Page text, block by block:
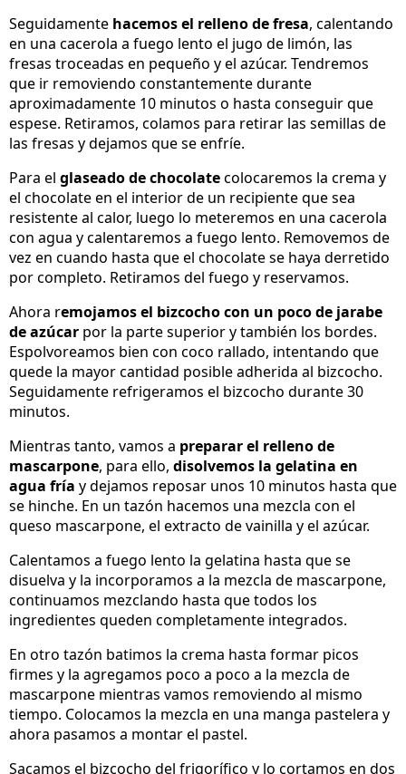
Seguidamente hacemos el relleno de fresa, calentando
en una cacerola a fuego lento el jugo de limón, las
fresas troceadas en pequeño y el azúcar. Tendremos
que ir removiendo constantemente durante
aproximadamente 10 minutos o hasta conseguir que
espese. Retiramos, colamos para retirar las semillas de
las fresas y dejamos que se enfríe.
Para el glaseado de chocolatecolocaremos la crema y
el chocolate en el interior de un recipiente que sea
resistente al calor, luego lo meteremos en una cacerola
con agua y calentaremos a fuego lento. Removemos de
vez en cuando hasta que el chocolate se haya derretido
por completo. Retiramos del fuego y reservamos.
Ahora remojamos el bizcocho con un poco de jarabe
de azúcar por la parte superior y también los bordes.
Espolvoreamos bien con coco rallado, intentando que
quede la mayor cantidad posible adherida al bizcocho.
Seguidamente refrigeramos el bizcocho durante 30
minutos.
Mientras tanto, vamos a preparar el relleno de
mascarpone, para ello, disolvemos la gelatina en
agua fría y dejamos reposar unos 10 minutos hasta que
se hinche. En un tazón hacemos una mezcla con el
queso mascarpone, el extracto de vainilla y el azúcar.
Calentamos a fuego lento la gelatina hasta que se
disuelva y la incorporamos a la mezcla de mascarpone,
continuamos mezclando hasta que todos los
ingredientes queden completamente integrados.
En otro tazón batimos la crema hasta formar picos
firmes y la agregamos poco a poco a la mezcla de
mascarpone mientras vamos removiendo al mismo
tiempo. Colocamos la mezcla en una manga pastelera y
ahora pasamos a montar el pastel.
Sacamos el bizcocho del frigorífico y lo cortamos en dos